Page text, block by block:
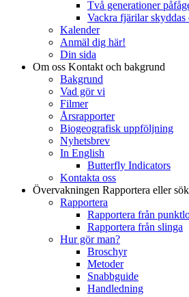
Två generationer
Vackra fjärilar skyddas
Kalender
Anmäl dig här!
Din sida
Om oss Kontakt och bakgrund
Bakgrund
Vad gör vi
Filmer
Årsrapporter
Biogeografisk uppföljning
Nyhetsbrev
In English
Butterfly Indicators
Kontakta oss
Övervakningen Rapportera eller sök
Rapportera
Rapportera från
Rapportera från slinga
Hur gör man?
Broschyr
Metoder
Snabbguide
Handledning